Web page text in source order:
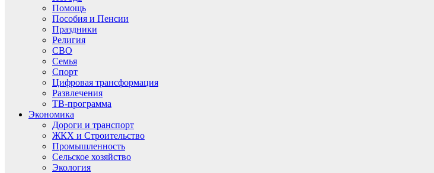
Помощь
Пособия и Пенсии
Праздники
Религия
СВО
Семья
Спорт
Цифровая трансформация
Развлечения
ТВ-программа
Экономика
Дороги и транспорт
ЖКХ и Строительство
Промышленность
Сельское хозяйство
Экология